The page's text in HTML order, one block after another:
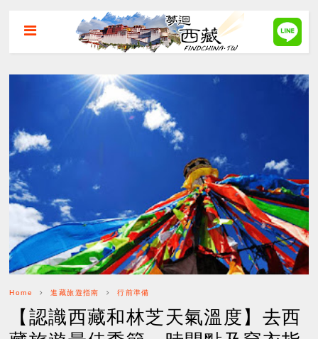
Home 進藏旅遊指南 行前準備
【認識西藏和林芝天氣溫度】去西